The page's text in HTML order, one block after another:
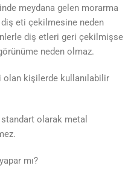
meydana gelen morarma
eti çekilmesine neden
diş etleri geri çekilmişse
neden olmaz.
kişilerde kullanılabilir
standart olarak metal
mı?